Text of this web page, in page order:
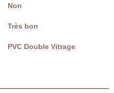
Non
Très bon
PVC Double Vitrage